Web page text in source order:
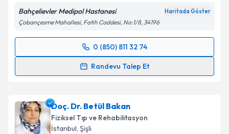
Kişisel verilerimin işlenmesine ilişkin
kapsamda işlenmesini kabul ediyorum.
Takvim Talebini Gönder
Bahçelievler Medipol Hastanesi Haritada Göster
Çobançesme Mahallesi, Fatih Caddesi, No:1/8, 34196
0 (850) 811 32 74
Randevu Talep Et
Randevu Takvimi Talebi
takvim hazırlandığında e-posta ile bilgilendireceğiz.
E-posta Adresiniz
Doç. Dr. Betül Bakan
Fiziksel Tıp ve Rehabilitasyon
İstanbul, Şişli